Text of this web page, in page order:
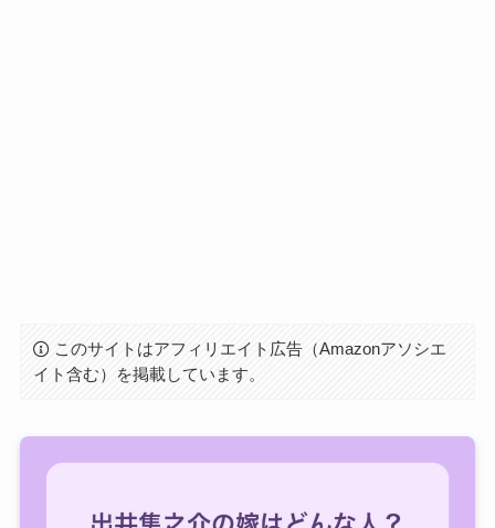
このサイトはアフィリエイト広告（Amazonアソシエ
イト含む）を掲載しています。